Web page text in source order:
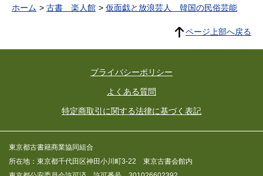
ホーム 古書 楽人館 仮面戯と放浪芸人 韓国の民俗芸能
ページ上部へ戻る
プライバシーポリシー
よくある質問
特定商取引に関する法律に基づく表記
東京都古書籍商業協同組合
所在地：東京都千代田区神田小川町3-22 東京古書会館内